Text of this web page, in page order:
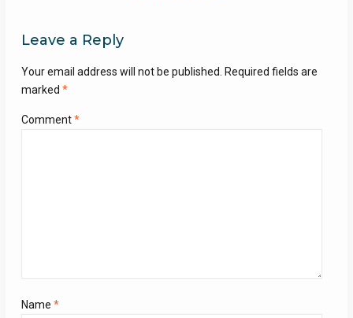
Leave a Reply
Your email address will not be published.
Required fields are
marked *
Comment*
Name *